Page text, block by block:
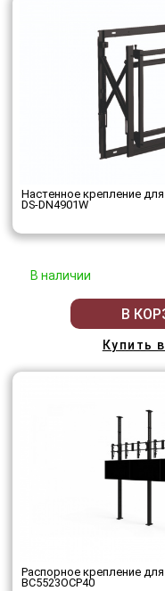
Настенное крепление для
DS-DN4901W
В наличии
В
Купить
Распорное крепление
ВС5523ОСР40